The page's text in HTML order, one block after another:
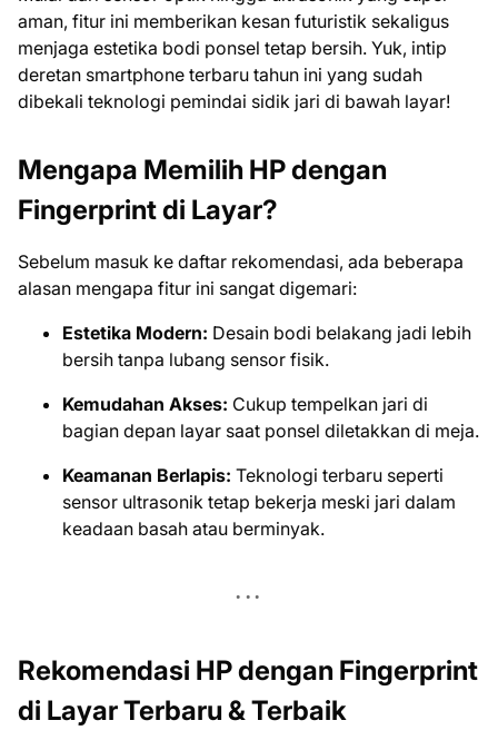
aman, fitur ini memberikan kesan futuristik sekaligus
menjaga estetika bodi ponsel tetap bersih. Yuk, intip
deretan smartphone terbaru tahun ini yang sudah
dibekali teknologi pemindai sidik jari di bawah layar!
Mengapa Memilih HP dengan
Fingerprint di Layar?
Sebelum masuk ke daftar rekomendasi, ada beberapa
alasan mengapa fitur ini sangat digemari:
Estetika Modern: Desain bodi belakang jadi lebih
bersih tanpa lubang sensor fisik.
Kemudahan Akses: Cukup tempelkan jari di
bagian depan layar saat ponsel diletakkan di meja.
Keamanan Berlapis: Teknologi terbaru seperti
sensor ultrasonik tetap bekerja meski jari dalam
keadaan basah atau berminyak.
Rekomendasi HP dengan Fingerprint
di Layar Terbaru & Terbaik